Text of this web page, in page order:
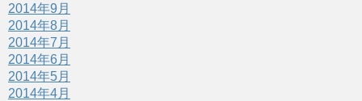
2014年9月
2014年8月
2014年7月
2014年6月
2014年5月
2014年4月